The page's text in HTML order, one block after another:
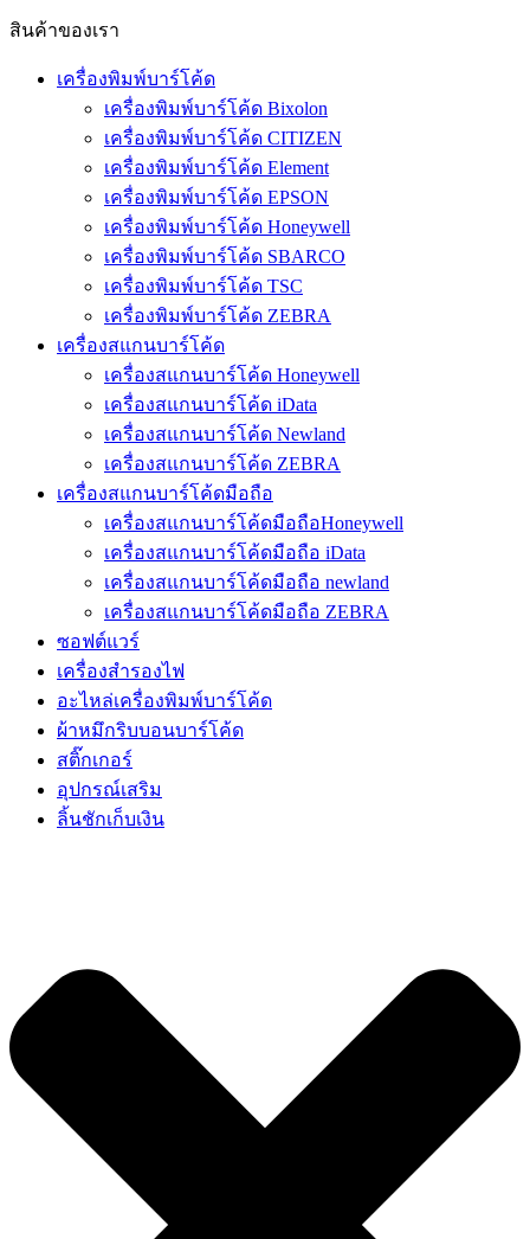
สินค้าของเรา
เครื่องพิมพ์บาร์โค้ด
เครื่องพิมพ์บาร์โค้ด Bixolon
เครื่องพิมพ์บาร์โค้ด CITIZEN
เครื่องพิมพ์บาร์โค้ด Element
เครื่องพิมพ์บาร์โค้ด EPSON
เครื่องพิมพ์บาร์โค้ด Honeywell
เครื่องพิมพ์บาร์โค้ด SBARCO
เครื่องพิมพ์บาร์โค้ด TSC
เครื่องพิมพ์บาร์โค้ด ZEBRA
เครื่องสแกนบาร์โค้ด
เครื่องสแกนบาร์โค้ด Honeywell
เครื่องสแกนบาร์โค้ด iData
เครื่องสแกนบาร์โค้ด Newland
เครื่องสแกนบาร์โค้ด ZEBRA
เครื่องสแกนบาร์โค้ดมือถือ
เครื่องสแกนบาร์โค้ดมือถือHoneywell
เครื่องสแกนบาร์โค้ดมือถือ iData
เครื่องสแกนบาร์โค้ดมือถือ newland
เครื่องสแกนบาร์โค้ดมือถือ ZEBRA
ซอฟต์แวร์
เครื่องสำรองไฟ
อะไหล่เครื่องพิมพ์บาร์โค้ด
ผ้าหมึกริบบอนบาร์โค้ด
สติ๊กเกอร์
อุปกรณ์เสริม
ลิ้นชักเก็บเงิน